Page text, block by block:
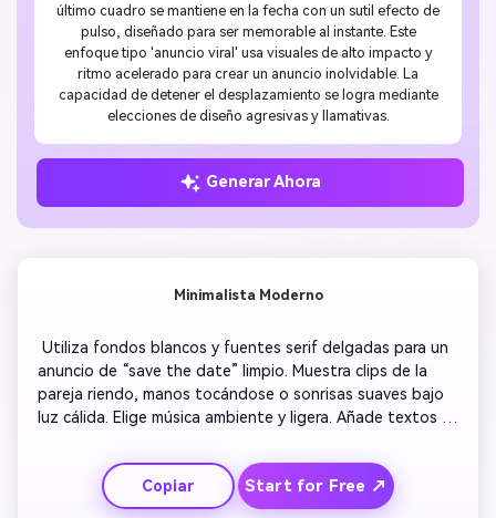
último cuadro se mantiene en la fecha con un sutil efecto de
pulso, diseñado para ser memorable al instante. Este
enfoque tipo 'anuncio viral' usa visuales de alto impacto y
ritmo acelerado para crear un anuncio inolvidable. La
capacidad de detener el desplazamiento se logra mediante
elecciones de diseño agresivas y llamativas.
Generar Ahora
Minimalista Moderno
Utiliza fondos blancos y fuentes serif delgadas para un
anuncio de “save the date” limpio. Muestra clips de la
pareja riendo, manos tocándose o sonrisas suaves bajo
luz cálida. Elige música ambiente y ligera. Añade textos
minimalismo emocional y ritmo elegante para transmitir
sinceridad y atemporalidad.
Copiar Start for Free ↗